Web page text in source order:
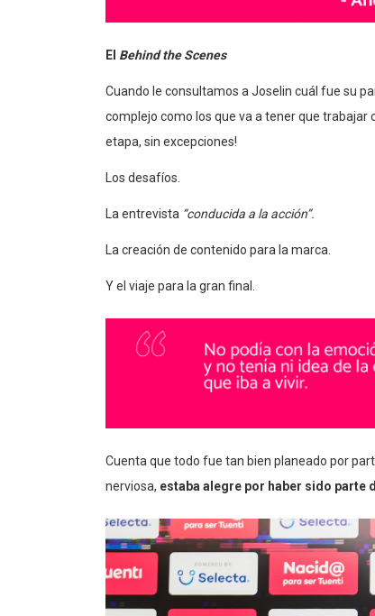
El Behind the Scenes
Cuando le consultamos a Joselin cuál fue su
complejo como los que va a tener que trabajar
etapa, sin excepciones!
Los desafíos.
La entrevista “conducida a la acción”.
La creación de contenido para la marca.
Y el viaje para la gran final.
Cuenta que todo fue tan bien planeado por
nerviosa, estaba alegre por haber sido parte